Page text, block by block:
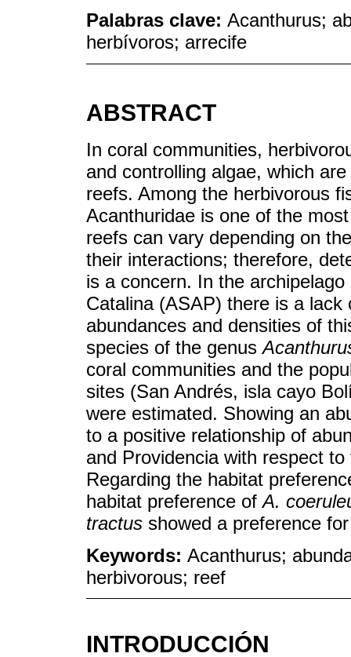
Palabras clave: Acanthurus;
herbívoros; arrecife
ABSTRACT
In coral communities,
and controlling algae, which
reefs. Among the herbivorous
Acanthuridae is one of the
reefs can vary depending on
their interactions; therefore,
is a concern. In the
Catalina (ASAP) there is a
abundances and densities of
species of the genus
coral communities and the
sites (San Andrés, isla cayo
were estimated. Showing an
to a positive relationship of
and Providencia with respect
Regarding the habitat
habitat preference ofA.
tractus showed a preference
Keywords: Acanthurus;
herbivorous; reef
INTRODUCCIÓN